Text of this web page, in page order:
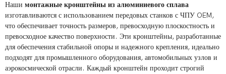
Наши монтажные кронштейны из алюминиевого сплава
изготавливаются с использованием передовых станков с ЧПУ OEM,
что обеспечивает точность размеров, превосходную плоскостность и
превосходное качество поверхности. Эти кронштейны, разработанные
для обеспечения стабильной опоры и надежного крепления, идеально
подходят для промышленного оборудования, автомобильных узлов и
аэрокосмической отрасли. Каждый кронштейн проходит строгий